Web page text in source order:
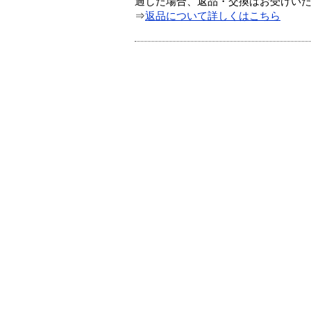
⇒返品について詳しくはこちら